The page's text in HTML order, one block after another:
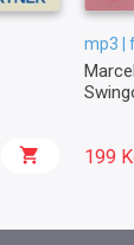
mp3 |
199